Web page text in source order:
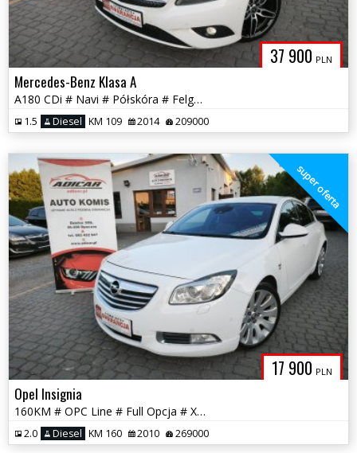
37 900 PLN
Mercedes-Benz Klasa A
A180 CDi # Navi # Półskóra # Felga AMG # Piękna Sztuka! GWARANCJA !!!
1.5 Diesel KM 109 2014 209000
17 900 PLN
super oferta
Opel Insignia
160KM # OPC Line # Full Opcja # Xenon # Navi # Piękna! # GWARANCJA !!!
2.0 Diesel KM 160 2010 269000